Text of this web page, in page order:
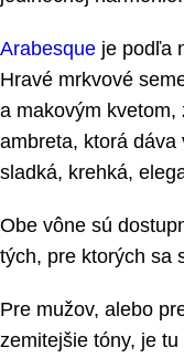
Arabesque je podľa
Hravé mrkvové
a makovým
ambreta, ktorá
sladká, krehká,
Obe vône sú
tých, pre ktorých sa
Pre mužov, alebo
zemitejšie tóny, je tu